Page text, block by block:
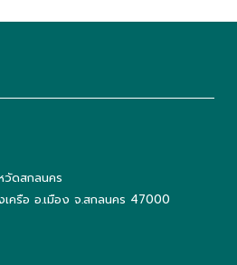
วัดสกลนคร
ครือ อ.เมือง จ.สกลนคร 47000